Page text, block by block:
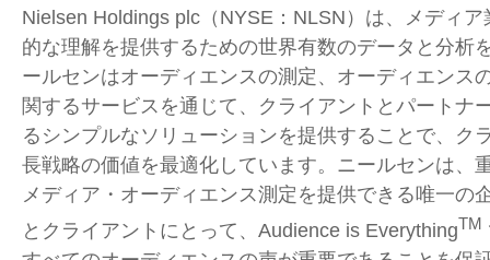
Nielsen Holdings plc（NYSE ： NLSN）は、メディ
的な理解を提供するための世界有数のデータと分析
ールセンはオーディエンスの測定、オーディエンス
関するサービスを通じて、クライアントとパートナ
るシンプルなソリューションを提供することで、ク
長戦略の価値を最適化しています。ニールセンは、
メディア・オーディエンス測定を提供できる唯一の
とクライアントにとって、Audience is EverythingTM